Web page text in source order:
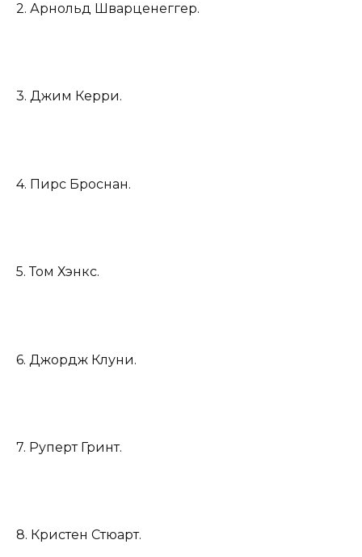
2. Арнольд Шварценеггер.
3. Джим Керри.
4. Пирс Броснан.
5. Том Хэнкс.
6. Джордж Клуни.
7. Руперт Гринт.
8. Кристен Стюарт.